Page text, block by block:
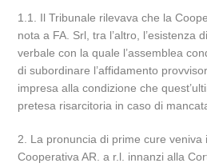
1.1. Il Tribunale rilevava che la
nota a FA. Srl, tra l’altro, l’esistenza
verbale con la quale l’assemblea
di subordinare l’affidamento
impresa alla condizione che
pretesa risarcitoria in caso di
2. La pronuncia di prime cure veniva
Cooperativa AR. a r.l. innanzi alla